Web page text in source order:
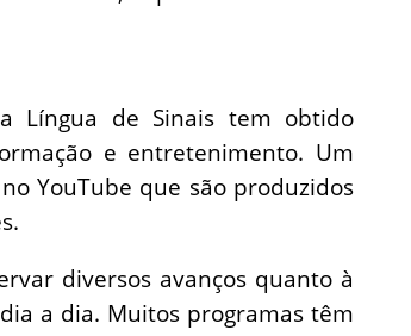
Língua de Sinais tem obtido
e entretenimento. Um
YouTube que são produzidos
diversos avanços quanto à
a dia. Muitos programas têm